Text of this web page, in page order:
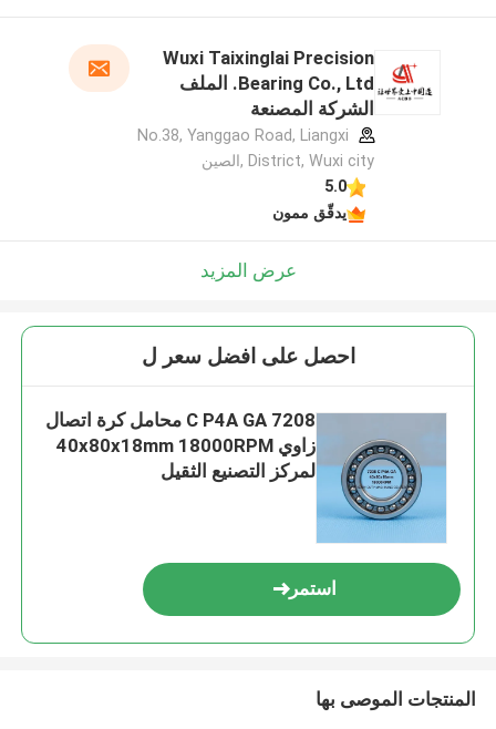
Wuxi Taixinglai Precision
Bearing Co., Ltd. الملف
الشركة المصنعة
No.38, Yanggao Road, Liangxi
District, Wuxi city ,الصين
5.0
يدقّق ممون
عرض المزيد
احصل على افضل سعر ل
7208 C P4A GA محامل كرة اتصال
زاوي 40x80x18mm 18000RPM
لمركز التصنيع الثقيل
استمر
المنتجات الموصى بها